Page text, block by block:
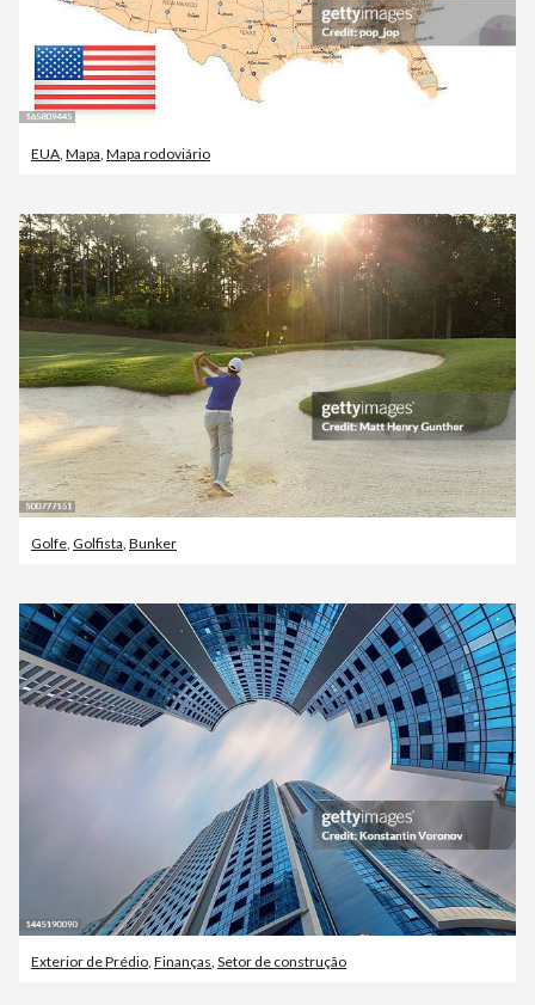
EUA, Mapa, Mapa rodoviário
Golfe, Golfista, Bunker
Exterior de Prédio Finanças Setor de construção